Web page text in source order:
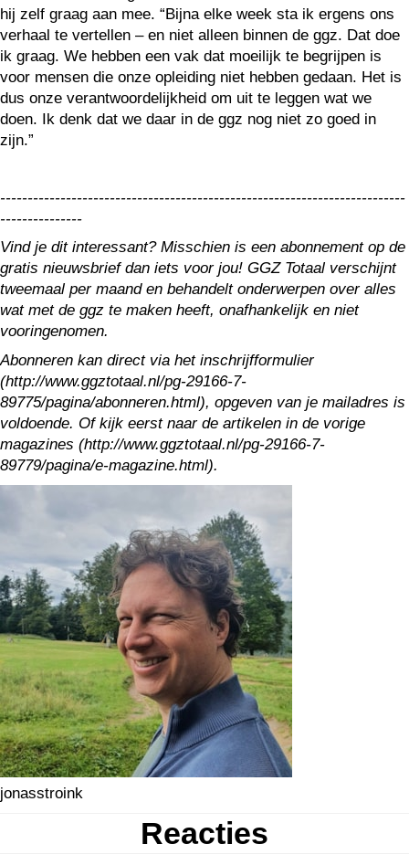
hij zelf graag aan mee. “Bijna elke week sta ik ergens ons
verhaal te vertellen – en niet alleen binnen de ggz. Dat doe
ik graag. We hebben een vak dat moeilijk te begrijpen is
voor mensen die onze opleiding niet hebben gedaan. Het is
dus onze verantwoordelijkheid om uit te leggen wat we
doen. Ik denk dat we daar in de ggz nog niet zo goed in
zijn.”
--------------------------------------------------------------------------
---------------
Vind je dit interessant? Misschien is een abonnement op de
gratis nieuwsbrief dan iets voor jou! GGZ Totaal verschijnt
tweemaal per maand en behandelt onderwerpen over alles
wat met de ggz te maken heeft, onafhankelijk en niet
vooringenomen.
Abonneren kan direct via het inschrijfformulier
(http://www.ggztotaal.nl/pg-29166-7-
89775/pagina/abonneren.html), opgeven van je mailadres is
voldoende. Of kijk eerst naar de artikelen in de vorige
magazines (http://www.ggztotaal.nl/pg-29166-7-
89779/pagina/e-magazine.html).
jonasstroink
Reacties